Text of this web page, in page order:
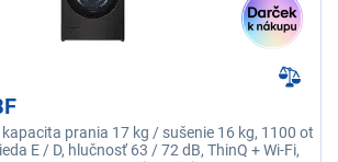
prania 17 kg / sušenie 16 kg, 1100 ot
E / D, hlučnosť 63 / 72 dB, ThinQ + Wi-Fi,